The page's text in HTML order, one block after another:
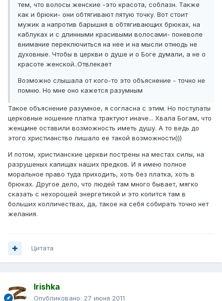
тем, что волосы женские -это красота, соблазн. Также
как и брюки- они обтягивают пятую точку. Вот стоит
мужик а напротив барышня в обтягивающих брюках, на
каблуках и с длинными красивыми волосами- поневоле
внимание переключиться на нее и на мысли отнюдь не
духовные. Чтобы в церкви о душе и о Боге думали, а не о
красоте женской..Отвлекает
Возможно слышала от кого-то это объяснение - точно не
помню. Но мне оно кажется разумным
Такое объяснение разумное, я согласна с этим. Но постулаты
церковные ношение платка трактуют иначе... Хвала Богам, что
женщине оставили возможность иметь душу. А то ведь до
этого христианство лишало ее такой возможности)))
И потом, христианские церкви пострены на местах силы, на
разрушеных капищах наших предков. И я имею полное
моральное право туда приходить, хоть без платка, хоть в
брюках. Другое дело, что людей там много бывает, мягко
сказать с нехорошей энергетикой и это копится там в
больших колличествах, да, такое на себя собирать точно нет
желания.
Цитата
Irishka
Опубликовано: 27 июня 2011